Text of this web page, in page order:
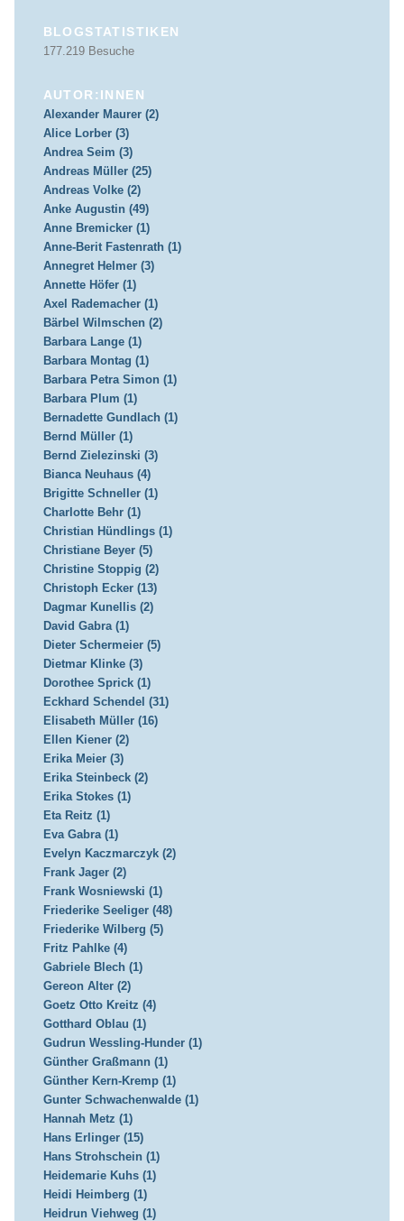
BLOGSTATISTIKEN
177.219 Besuche
AUTOR:INNEN
Alexander Maurer (2)
Alice Lorber (3)
Andrea Seim (3)
Andreas Müller (25)
Andreas Volke (2)
Anke Augustin (49)
Anne Bremicker (1)
Anne-Berit Fastenrath (1)
Annegret Helmer (3)
Annette Höfer (1)
Axel Rademacher (1)
Bärbel Wilmschen (2)
Barbara Lange (1)
Barbara Montag (1)
Barbara Petra Simon (1)
Barbara Plum (1)
Bernadette Gundlach (1)
Bernd Müller (1)
Bernd Zielezinski (3)
Bianca Neuhaus (4)
Brigitte Schneller (1)
Charlotte Behr (1)
Christian Hündlings (1)
Christiane Beyer (5)
Christine Stoppig (2)
Christoph Ecker (13)
Dagmar Kunellis (2)
David Gabra (1)
Dieter Schermeier (5)
Dietmar Klinke (3)
Dorothee Sprick (1)
Eckhard Schendel (31)
Elisabeth Müller (16)
Ellen Kiener (2)
Erika Meier (3)
Erika Steinbeck (2)
Erika Stokes (1)
Eta Reitz (1)
Eva Gabra (1)
Evelyn Kaczmarczyk (2)
Frank Jager (2)
Frank Wosniewski (1)
Friederike Seeliger (48)
Friederike Wilberg (5)
Fritz Pahlke (4)
Gabriele Blech (1)
Gereon Alter (2)
Goetz Otto Kreitz (4)
Gotthard Oblau (1)
Gudrun Wessling-Hunder (1)
Günther Graßmann (1)
Günther Kern-Kremp (1)
Gunter Schwachenwalde (1)
Hannah Metz (1)
Hans Erlinger (15)
Hans Strohschein (1)
Heidemarie Kuhs (1)
Heidi Heimberg (1)
Heidrun Viehweg (1)